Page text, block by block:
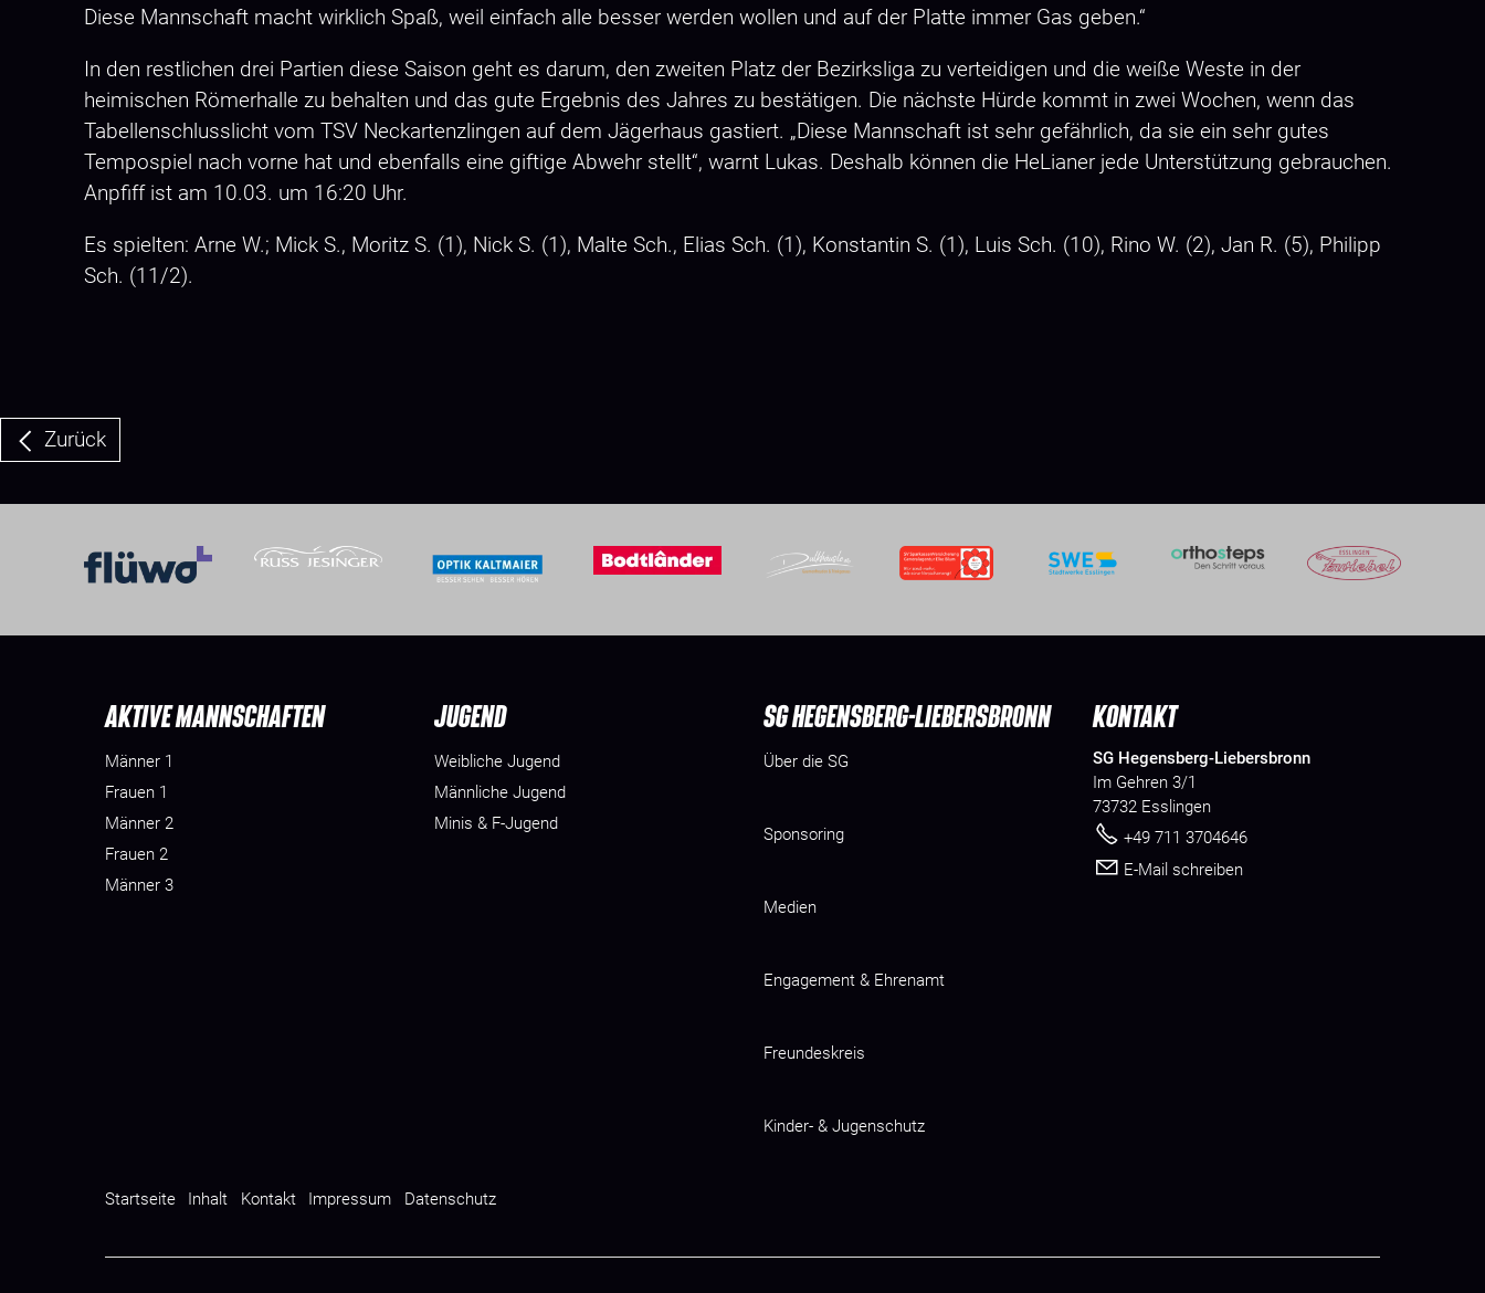
Diese Mannschaft macht wirklich Spaß, weil einfach alle besser werden wollen und auf der Platte immer Gas geben.“
In den restlichen drei Partien diese Saison geht es darum, den zweiten Platz der Bezirksliga zu verteidigen und die weiße Weste in der
heimischen Römerhalle zu behalten und das gute Ergebnis des Jahres zu bestätigen. Die nächste Hürde kommt in zwei Wochen, wenn das
Tabellenschlusslicht vom TSV Neckartenzlingen auf dem Jägerhaus gastiert. „Diese Mannschaft ist sehr gefährlich, da sie ein sehr gutes
Tempospiel nach vorne hat und ebenfalls eine giftige Abwehr stellt“, warnt Lukas. Deshalb können die HeLianer jede Unterstützung gebrauchen.
Anpfiff ist am 10.03. um 16:20 Uhr.
Es spielten: Arne W.; Mick S., Moritz S. (1), Nick S. (1), Malte Sch., Elias Sch. (1), Konstantin S. (1), Luis Sch. (10), Rino W. (2), Jan R. (5), Philipp
Sch. (11/2).
Zurück
AKTIVE MANNSCHAFTEN
Männer 1
Frauen 1
Männer 2
Frauen 2
Männer 3
JUGEND
Weibliche Jugend
Männliche Jugend
Minis & F-Jugend
SG HEGENSBERG-LIEBERSBRONN
Über die SG
Sponsoring
Medien
Engagement & Ehrenamt
Freundeskreis
Kinder- & Jugenschutz
KONTAKT
SG Hegensberg-Liebersbronn
Im Gehren 3/1
73732 Esslingen
+49 711 3704646
E-Mail schreiben
Startseite Inhalt Kontakt Impressum Datenschutz